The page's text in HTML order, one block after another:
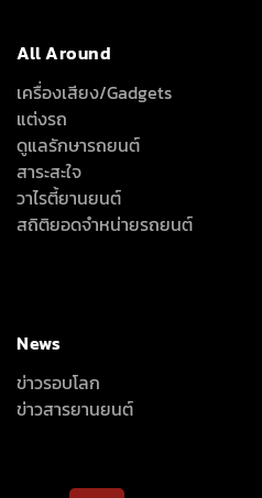
All Around
เครื่องเสียง/Gadgets
แต่งรถ
ดูแลรักษารถยนต์
สาระสะใจ
วาไรตี้ยานยนต์
สถิติยอดจำหน่ายรถยนต์
News
ข่าวรอบโลก
ข่าวสารยานยนต์